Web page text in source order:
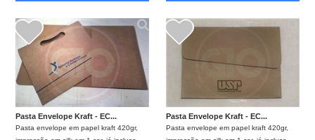
Pasta Envelope Kraft - EC...
Pasta envelope em papel kraft 420gr,
Pasta Envelope Kraft - EC...
Pasta envelope em papel kraft 420gr,